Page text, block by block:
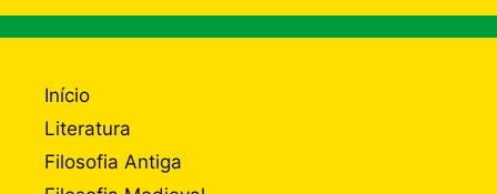
Início
Literatura
Filosofia Antiga